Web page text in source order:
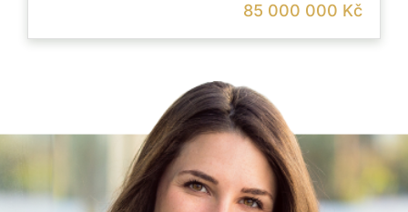
85 000 000 Kč